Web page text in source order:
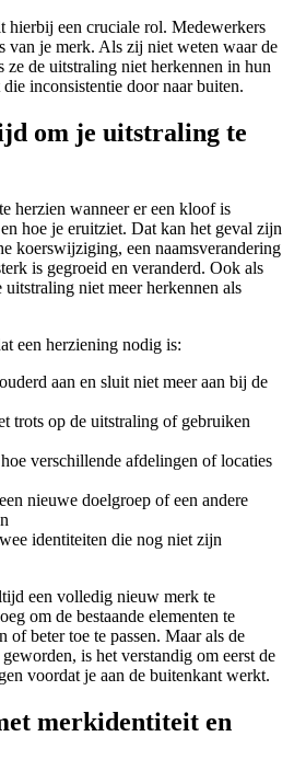
hierbij een cruciale rol. Medewerkers
van je merk. Als zij niet weten waar de
ze de uitstraling niet herkennen in hun
inconsistentie door naar buiten.
om je uitstraling te
herzien wanneer er een kloof is
hoe je eruitziet. Dat kan het geval zijn
koerswijziging, een naamsverandering
is gegroeid en veranderd. Ook als
niet meer herkennen als
een herziening nodig is:
aan en sluit niet meer aan bij de
trots op de uitstraling of gebruiken
verschillende afdelingen of locaties
nieuwe doelgroep of een andere
identiteiten die nog niet zijn
een volledig nieuw merk te
om de bestaande elementen te
of beter toe te passen. Maar als de
is het verstandig om eerst de
voordat je aan de buitenkant werkt.
merkidentiteit en